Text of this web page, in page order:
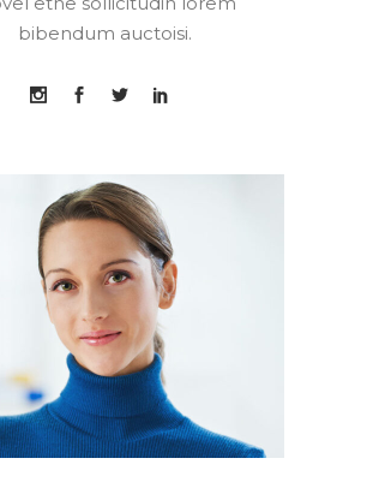
bibendum auctoisi.